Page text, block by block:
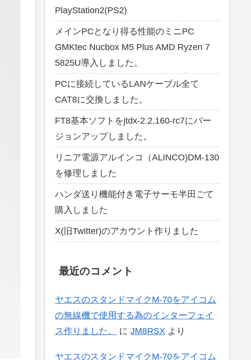
PlayStation2(PS2)
メインPCとなり得る性能のミニPC
GMKtec Nucbox M5 Plus AMD Ryzen 7
5825U導入しました。
PCに接続しているLANケーブル全て
CAT8に交換しました。
FT8基本ソフトをjtdx-2.2.160-rc7にバー
ジョンアップしました。
リニア電源アルインコ（ALINCO)DM-130
を修理しました
ハンダ送り機能付き電子サーモ半田ごて
購入しました
X(旧Twitter)のアカウント作りました
最近のコメント
ヤエスのスタンドマイクM-70をアイコム
の無線機で使用する為のインターフェイ
ス作りました。
に JM8RSX より
ヤエスのスタンドマイクM-70をアイコム